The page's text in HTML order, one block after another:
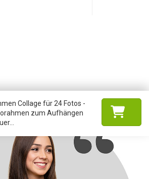
Collage für 24 Fotos -
zum Aufhängen